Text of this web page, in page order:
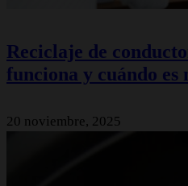
Reciclaje de
funciona y cuándo es
20 noviembre, 2025